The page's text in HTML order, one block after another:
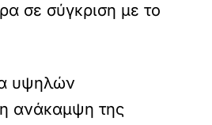
σε σύγκριση με το
υψηλών
ανάκαμψη της